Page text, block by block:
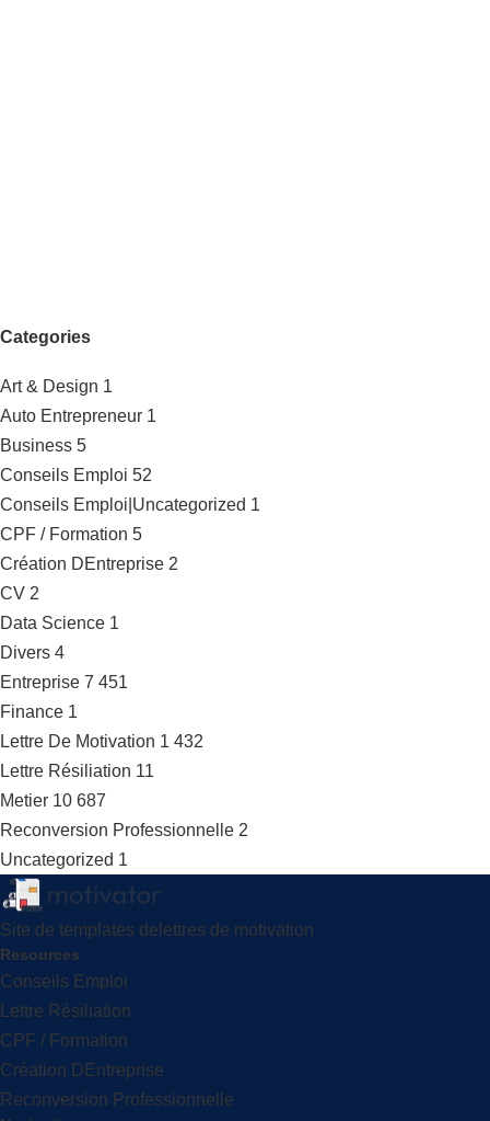
Categories
Art & Design 1
Auto Entrepreneur 1
Business 5
Conseils Emploi 52
Conseils Emploi|Uncategorized 1
CPF / Formation 5
Création DEntreprise 2
CV 2
Data Science 1
Divers 4
Entreprise 7 451
Finance 1
Lettre De Motivation 1 432
Lettre Résiliation 11
Metier 10 687
Reconversion Professionnelle 2
Uncategorized 1
Site de templates delettres de motivation
Resources
Conseils Emploi
Lettre Résiliation
CPF / Formation
Création DEntreprise
Reconversion Professionnelle